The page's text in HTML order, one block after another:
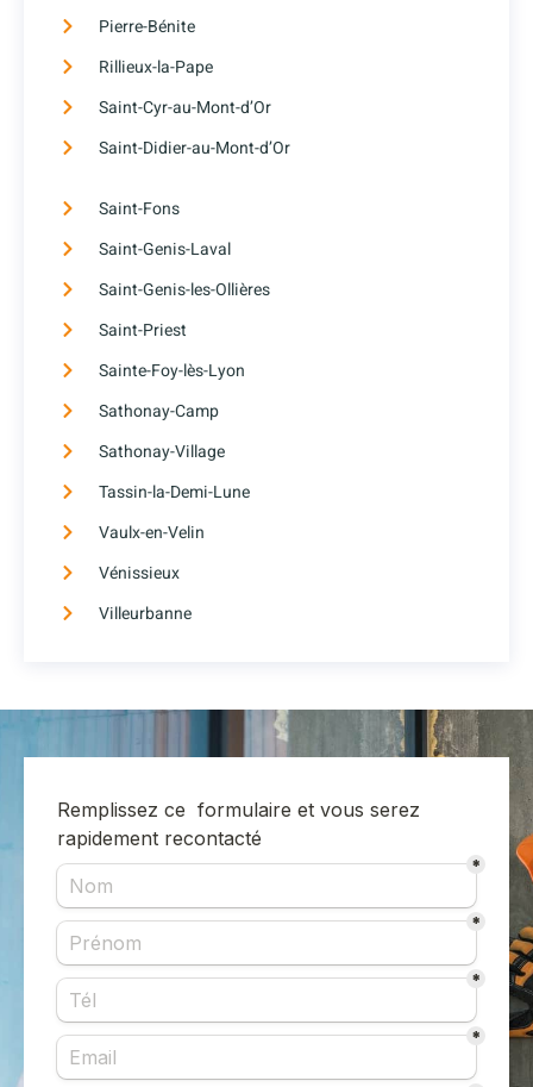
Pierre-Bénite
Rillieux-la-Pape
Saint-Cyr-au-Mont-d’Or
Saint-Didier-au-Mont-d’Or
Saint-Fons
Saint-Genis-Laval
Saint-Genis-les-Ollières
Saint-Priest
Sainte-Foy-lès-Lyon
Sathonay-Camp
Sathonay-Village
Tassin-la-Demi-Lune
Vaulx-en-Velin
Vénissieux
Villeurbanne